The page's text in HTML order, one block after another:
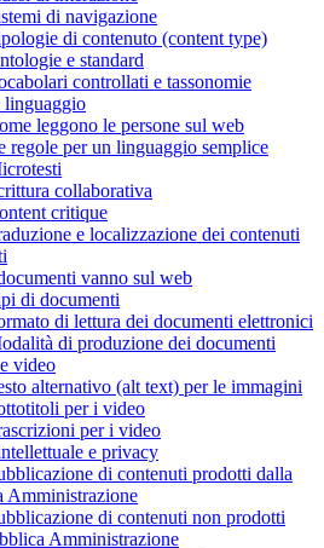
di navigazione
di contenuto (content type)
e standard
controllati e tassonomie
linguaggio
leggono le persone sul web
regole per un linguaggio semplice
collaborativa
critique
e localizzazione dei contenuti
vanno sul web
di documenti
di lettura dei documenti elettronici
di produzione dei documenti
video
alternativo (alt text) per le immagini
per i video
per i video
e privacy
di contenuti prodotti dalla
Amministrazione
di contenuti non prodotti
Amministrazione